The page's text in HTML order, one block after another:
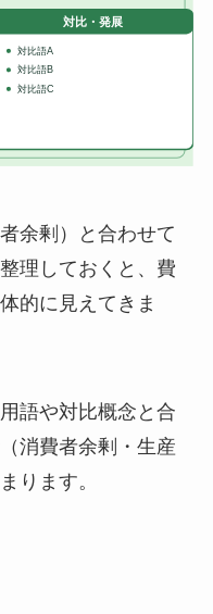
余剰）と合わせて
理しておくと、費
的に見えてきま
語や対比概念と合
消費者余剰・生産
ります。